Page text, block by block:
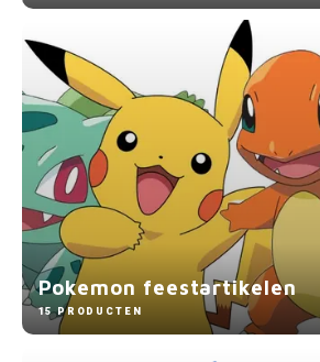
Pokemon feestartikelen
15 PRODUCTEN